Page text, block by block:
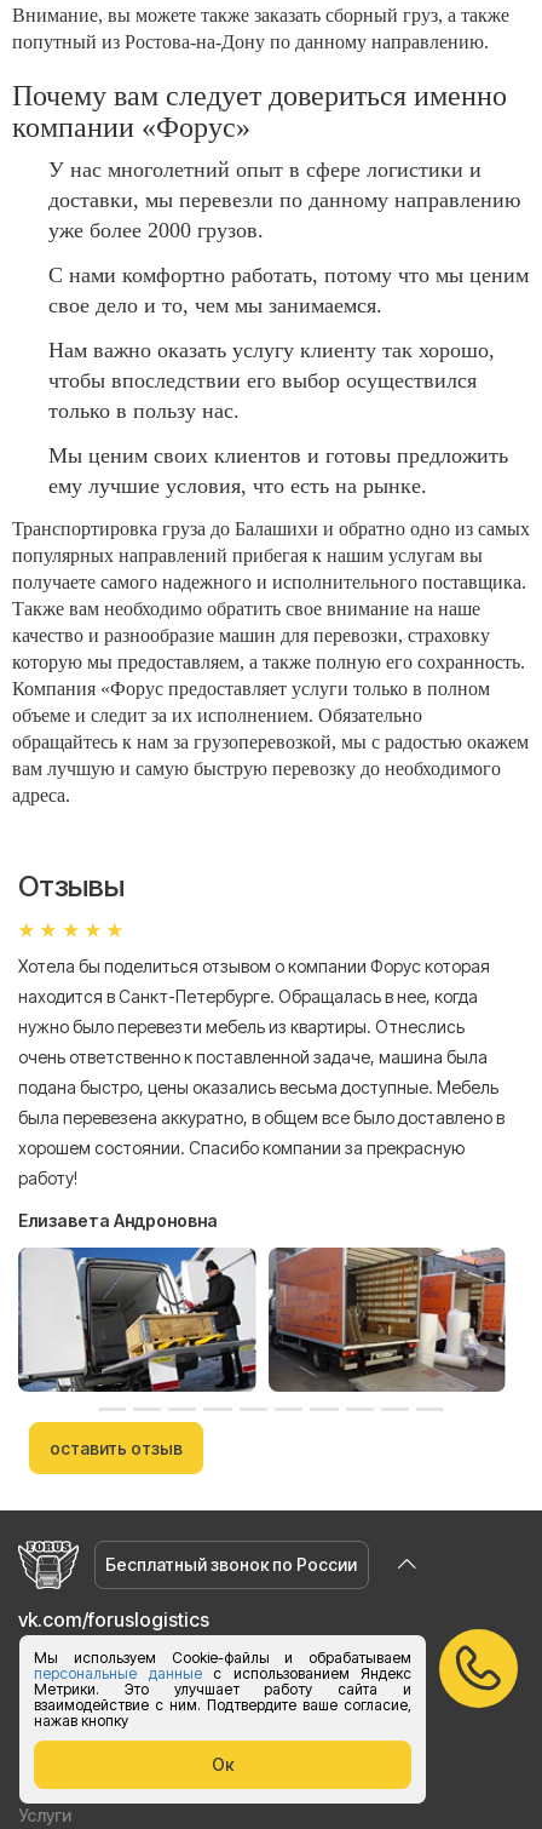
Мы используем Cookie-файлы и обрабатываем
персональные данныес использованием Яндекс
Метрики. Это улучшает работу сайта и
взаимодействие с ним. Подтвердите ваше согласие,
нажав кнопку
Ок
Внимание, вы можете также заказать сборный груз, а также
попутный из Ростова-на-Дону по данному направлению.
Почему вам следует довериться именно
компании «Форус»
У нас многолетний опыт в сфере логистики и
доставки, мы перевезли по данному направлению
уже более 2000 грузов.
С нами комфортно работать, потому что мы ценим
свое дело и то, чем мы занимаемся.
Нам важно оказать услугу клиенту так хорошо,
чтобы впоследствии его выбор осуществился
только в пользу нас.
Мы ценим своих клиентов и готовы предложить
ему лучшие условия, что есть на рынке.
Транспортировка груза до Балашихи и обратно одно из самых
популярных направлений прибегая к нашим услугам вы
получаете самого надежного и исполнительного поставщика.
Также вам необходимо обратить свое внимание на наше
качество и разнообразие машин для перевозки, страховку
которую мы предоставляем, а также полную его сохранность.
Компания «Форус предоставляет услуги только в полном
объеме и следит за их исполнением. Обязательно
обращайтесь к нам за грузоперевозкой, мы с радостью окажем
вам лучшую и самую быструю перевозку до необходимого
адреса.
Отзывы
Хотела бы поделиться отзывом о компании Форус которая
находится в Санкт-Петербурге. Обращалась в нее, когда
нужно было перевезти мебель из квартиры. Отнеслись
очень ответственно к поставленной задаче, машина была
подана быстро, цены оказались весьма доступные. Мебель
была перевезена аккуратно, в общем все было доставлено в
хорошем состоянии. Спасибо компании за прекрасную
работу!
Елизавета Андроновна
оставить отзыв
Бесплатный звонок по России
vk.com/foruslogistics
zakaz@foruslogistics.ru
Пишите по всем вопросаи
8 800 250 20 07
Услуги